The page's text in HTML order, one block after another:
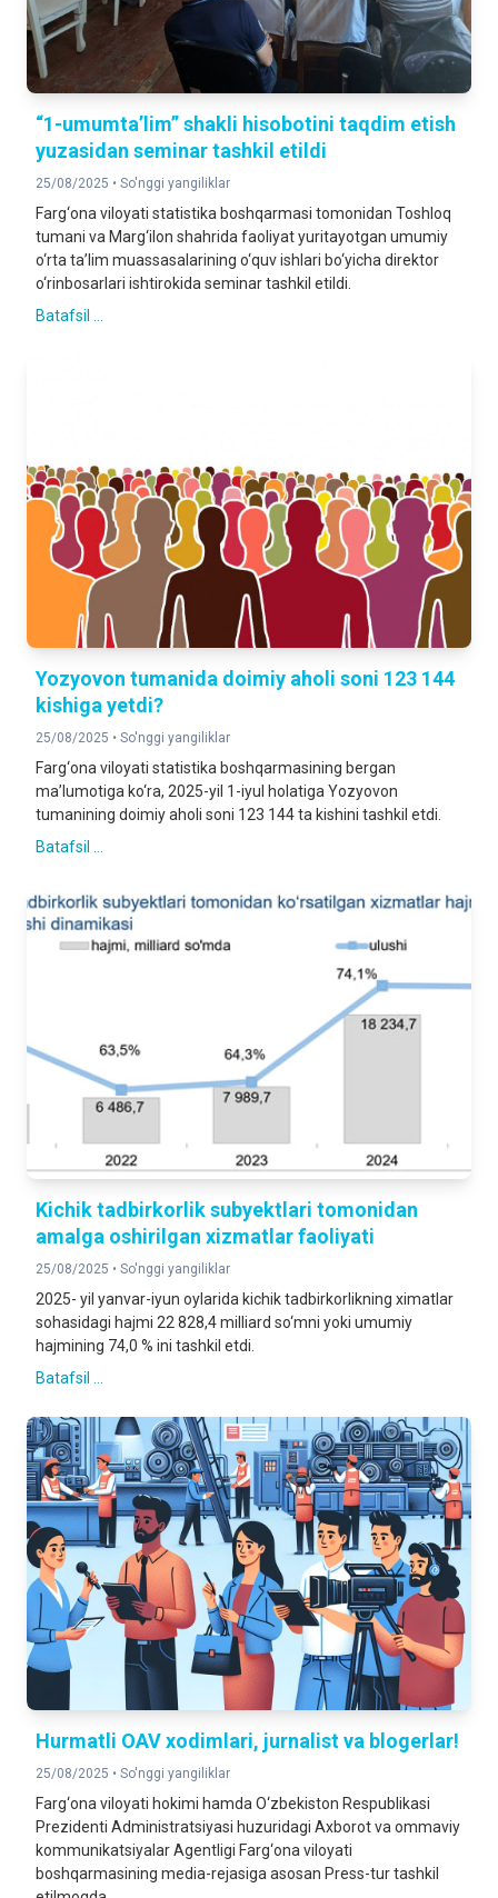
“1-umumta’lim” shakli hisobotini taqdim etish
yuzasidan seminar tashkil etildi
25/08/2025 • So'nggi yangiliklar
Farg‘ona viloyati statistika boshqarmasi tomonidan Toshloq
tumani va Marg‘ilon shahrida faoliyat yuritayotgan umumiy
o‘rta ta’lim muassasalarining o‘quv ishlari bo‘yicha direktor
o‘rinbosarlari ishtirokida seminar tashkil etildi.
Batafsil ...
Yozyovon tumanida doimiy aholi soni 123 144
kishiga yetdi?
25/08/2025 • So'nggi yangiliklar
Farg‘ona viloyati statistika boshqarmasining bergan
ma’lumotiga ko‘ra, 2025-yil 1-iyul holatiga Yozyovon
tumanining doimiy aholi soni 123 144 ta kishini tashkil etdi.
Batafsil ...
Kichik tadbirkorlik subyektlari tomonidan
amalga oshirilgan xizmatlar faoliyati
25/08/2025 • So'nggi yangiliklar
2025- yil yanvar-iyun oylarida kichik tadbirkorlikning ximatlar
sohasidagi hajmi 22 828,4 milliard so‘mni yoki umumiy
hajmining 74,0 % ini tashkil etdi.
Batafsil ...
Hurmatli OAV xodimlari, jurnalist va blogerlar!
25/08/2025 • So'nggi yangiliklar
Farg‘ona viloyati hokimi hamda O‘zbekiston Respublikasi
Prezidenti Administratsiyasi huzuridagi Axborot va ommaviy
kommunikatsiyalar Agentligi Farg‘ona viloyati
boshqarmasining media-rejasiga asosan Press-tur tashkil